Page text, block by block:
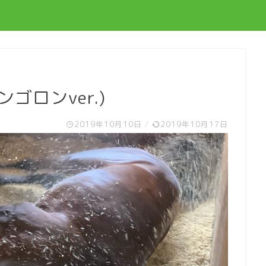
ゴロンver.)
2019年10月10日 / 2019年10月17日